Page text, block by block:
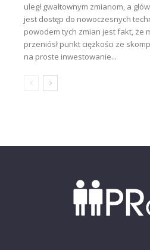
uległ gwałtownym zmianom, a
jest dostęp do nowoczesnych
powodem tych zmian jest fakt, że
przeniósł punkt ciężkości ze
na proste inwestowanie...